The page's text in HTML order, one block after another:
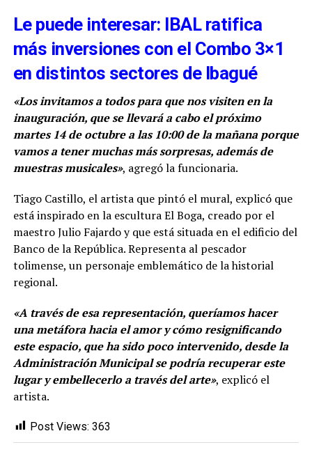
Le puede interesar: IBAL ratifica
más inversiones con el Combo 3×1
en distintos sectores de Ibagué
«Los invitamos a todos para que nos visiten en la
inauguración, que se llevará a cabo el próximo
martes 14 de octubre a las 10:00 de la mañana porque
vamos a tener muchas más sorpresas, además de
muestras musicales», agregó la funcionaria.
Tiago Castillo, el artista que pintó el mural, explicó que
está inspirado en la escultura El Boga, creado por el
maestro Julio Fajardo y que está situada en el edificio del
Banco de la República. Representa al pescador
tolimense, un personaje emblemático de la historial
regional.
«A través de esa representación, queríamos hacer
una metáfora hacia el amor y cómo resignificando
este espacio, que ha sido poco intervenido, desde la
Administración Municipal se podría recuperar este
lugar y embellecerlo a través del arte», explicó el
artista.
Post Views: 363